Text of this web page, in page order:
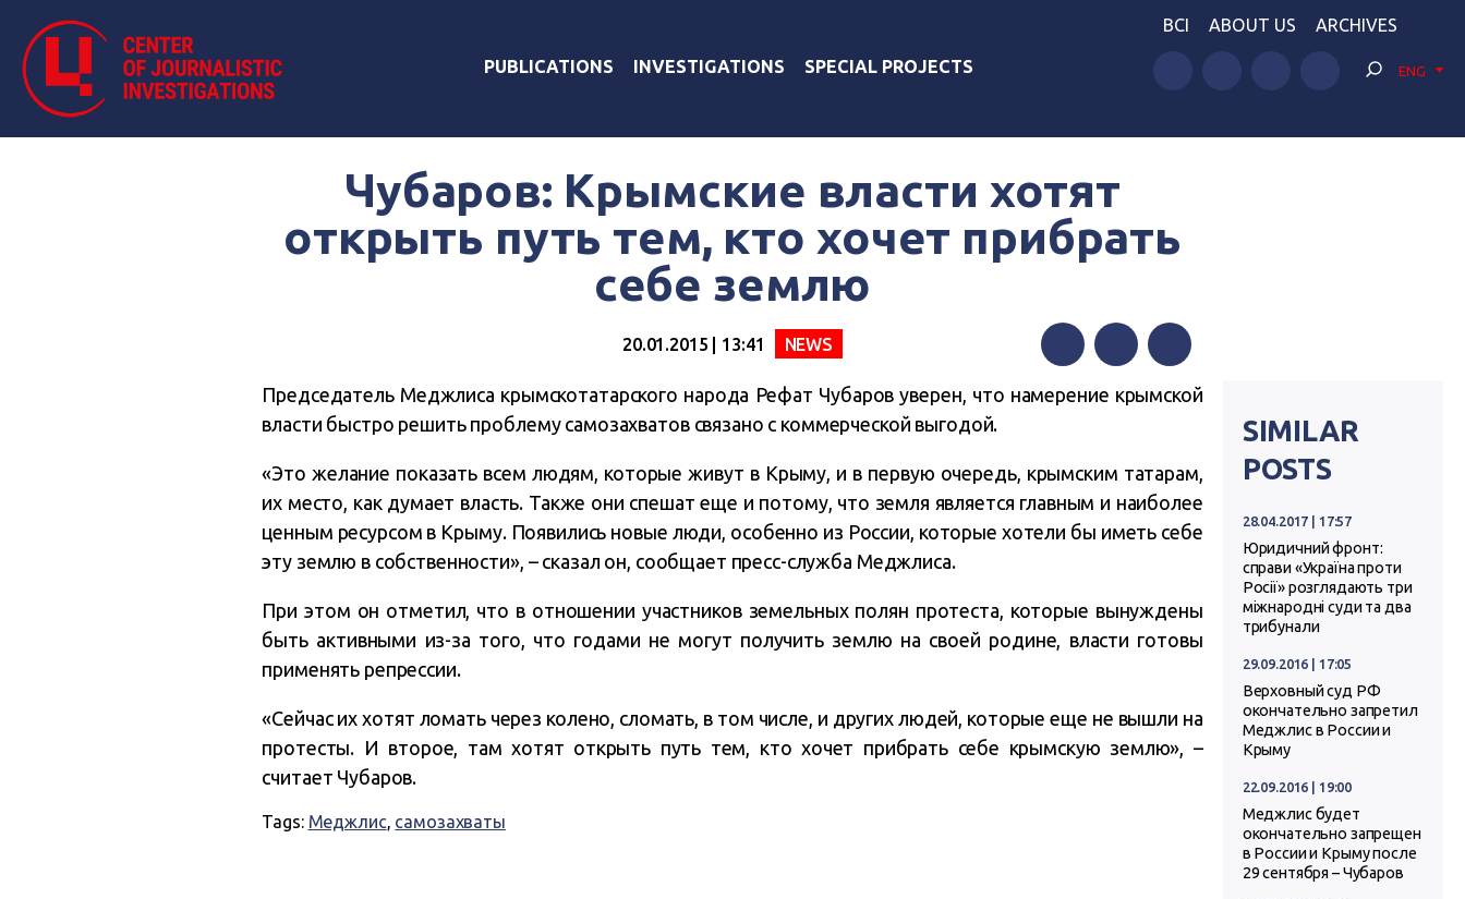
PUBLICATIONS INVESTIGATIONS SPECIAL PROJECTS
BCI ABOUT US ARCHIVES
ENG
Чубаров: Крымские власти хотят
открыть путь тем, кто хочет прибрать
себе землю
20.01.2015 | 13:41 NEWS
FacebookTwitterTelegram
Председатель Меджлиса крымскотатарского народа Рефат Чубаров уверен, что намерение крымской
власти быстро решить проблему самозахватов связано с коммерческой выгодой.
«Это желание показать всем людям, которые живут в Крыму, и в первую очередь, крымским татарам,
их место, как думает власть. Также они спешат еще и потому, что земля является главным и наиболее
ценным ресурсом в Крыму. Появились новые люди, особенно из России, которые хотели бы иметь себе
эту землю в собственности», – сказал он, сообщает пресс-служба Меджлиса.
При этом он отметил, что в отношении участников земельных полян протеста, которые вынуждены
быть активными из-за того, что годами не могут получить землю на своей родине, власти готовы
применять репрессии.
«Сейчас их хотят ломать через колено, сломать, в том числе, и других людей, которые еще не вышли на
протесты. И второе, там хотят открыть путь тем, кто хочет прибрать себе крымскую землю», –
считает Чубаров.
Tags: Меджлис, самозахваты
SIMILAR
POSTS
28.04.2017 | 17:57
Юридичний фронт:
справи «Україна проти
Росії» розглядають три
міжнародні суди та два
трибунали
29.09.2016 | 17:05
Верховный суд РФ
окончательно запретил
Меджлис в России и
Крыму
22.09.2016 | 19:00
Меджлис будет
окончательно запрещен
в России и Крыму после
29 сентября – Чубаров